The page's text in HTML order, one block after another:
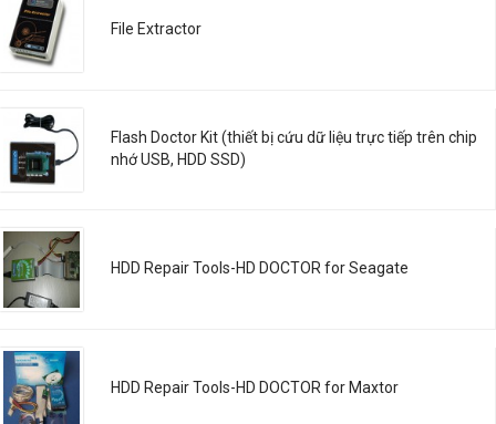
File Extractor
Flash Doctor Kit (thiết bị cứu dữ liệu trực tiếp trên chip
nhớ USB, HDD SSD)
HDD Repair Tools-HD DOCTOR for Seagate
HDD Repair Tools-HD DOCTOR for Maxtor